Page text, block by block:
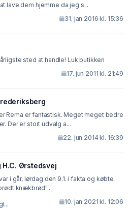
lave dem hjemme da jeg s...
31. jan 2016 kl. 15:36
sted at handle! Luk butikken
17. jun 2011 kl. 21:49
Rema er fantastisk. Meget meget bedre
Der er stort udvalg a...
22. jun 2014 kl. 16:39
H.C. Ørstedsvej
pakke "sprødt knækbrød"...
10. jan 2021 kl. 12:06